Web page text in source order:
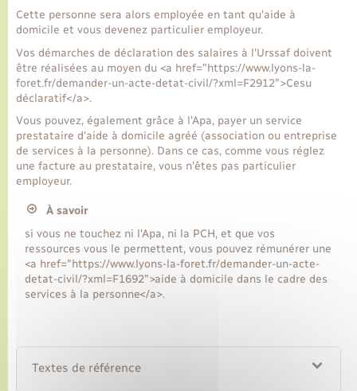
Cette personne sera alors employée en tant qu'aide à
domicile et vous devenez particulier employeur.
Vos démarches de déclaration des salaires à l'Urssaf doivent
être réalisées au moyen du <a href="https://www.lyons-la-
foret.fr/demander-un-acte-detat-civil/?xml=F2912">Cesu
déclaratif</a>.
Vous pouvez, également grâce à l'Apa, payer un service
prestataire d'aide à domicile agréé (association ou entreprise
de services à la personne). Dans ce cas, comme vous réglez
une facture au prestataire, vous n'êtes pas particulier
employeur.
À savoir
si vous ne touchez ni l'Apa, ni la PCH, et que vos
ressources vous le permettent, vous pouvez rémunérer une
<a href="https://www.lyons-la-foret.fr/demander-un-acte-
detat-civil/?xml=F1692">aide à domicile dans le cadre des
services à la personne</a>.
Textes de référence